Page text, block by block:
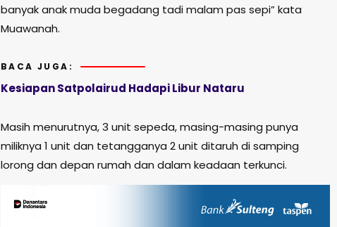
banyak anak muda begadang tadi malam pas sepi” kata
Muawanah.
BACA JUGA:
Kesiapan Satpolairud Hadapi Libur Nataru
Masih menurutnya, 3 unit sepeda, masing-masing punya
miliknya 1 unit dan tetangganya 2 unit ditaruh di samping
lorong dan depan rumah dan dalam keadaan terkunci.